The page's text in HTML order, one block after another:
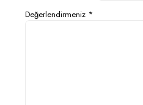
Değerlendirmeniz *